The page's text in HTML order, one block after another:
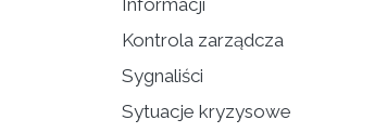
Kontrola zarządcza
Sygnaliści
Sytuacje kryzysowe